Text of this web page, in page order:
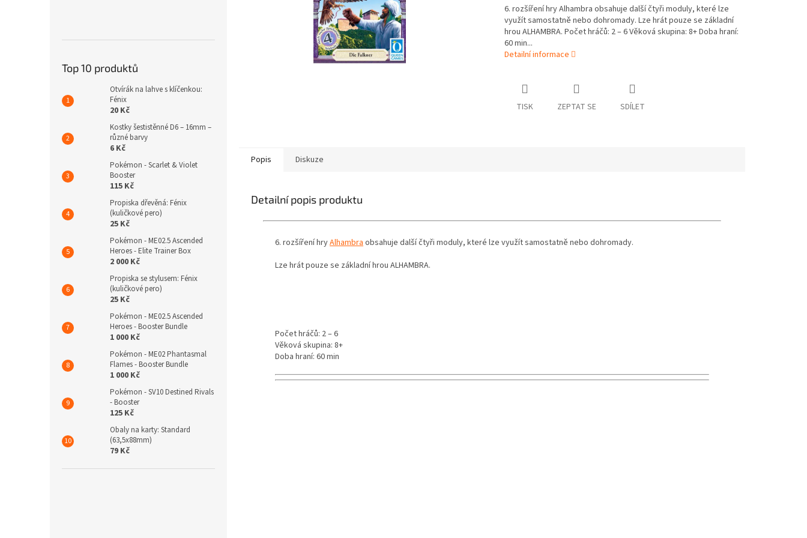
Top 10 produktů
Otvírák na lahve s klíčenkou:
Fénix
20 Kč
Kostky šestistěnné D6 – 16mm –
různé barvy
6 Kč
Pokémon - Scarlet & Violet
Booster
115 Kč
Propiska dřevěná: Fénix
(kuličkové pero)
25 Kč
Pokémon - ME02.5 Ascended
Heroes - Elite Trainer Box
2 000 Kč
Propiska se stylusem: Fénix
(kuličkové pero)
25 Kč
Pokémon - ME02.5 Ascended
Heroes - Booster Bundle
1 000 Kč
Pokémon - ME02 Phantasmal
Flames - Booster Bundle
1 000 Kč
Pokémon - SV10 Destined Rivals
- Booster
125 Kč
Obaly na karty: Standard
(63,5x88mm)
79 Kč
6. rozšíření hry Alhambra obsahuje další čtyři moduly, které lze
využít samostatně nebo dohromady. Lze hrát pouze se základní
hrou ALHAMBRA. Počet hráčů: 2 – 6 Věková skupina: 8+ Doba hraní:
60 min...
Detailní informace
TISK ZEPTAT SE SDÍLET
Popis Diskuze
Detailní popis produktu
6. rozšíření hryAlhambraobsahuje další čtyři moduly, které lze využít samostatně nebo dohromady.
Lze hrát pouze se základní hrou ALHAMBRA.
Počet hráčů: 2 – 6
Věková skupina: 8+
Doba hraní: 60 min